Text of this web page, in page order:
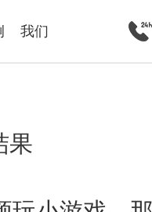
我们
果